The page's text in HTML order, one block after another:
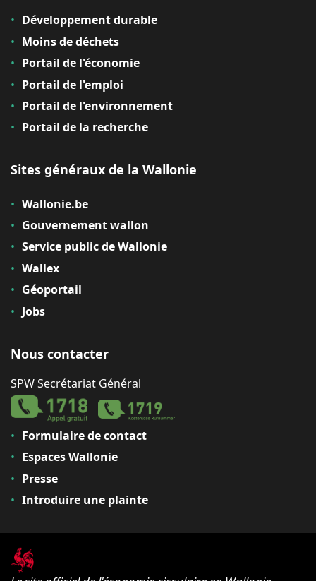
Développement durable
Moins de déchets
Portail de l'économie
Portail de l'emploi
Portail de l'environnement
Portail de la recherche
Sites généraux de la Wallonie
Wallonie.be
Gouvernement wallon
Service public de Wallonie
Wallex
Géoportail
Jobs
Nous contacter
SPW Secrétariat Général
Formulaire de contact
Espaces Wallonie
Presse
Introduire une plainte